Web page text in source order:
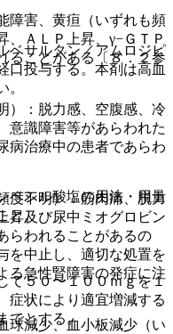
害、黄疸（いずれも頻
、ＡＬＰ上昇、γ−ＧＴＰ
ることがある〔８．２参
）：脱力感、空腹感、冷
意識障害等があらわれた
病治療中の患者であらわ
不明）：筋肉痛、脱力
昇及び尿中ミオグロビン
らわれることがあるの
を中止し、適切な処置を
る急性腎障害の発症に注
減少、血小板減少（い
ベサルタン／アムロジピ
口投与する。本剤は高血
。
ベシル酸塩の用法・用量
と。
て５０〜１００ｍｇを１
症状により適宜増減する
でとする。